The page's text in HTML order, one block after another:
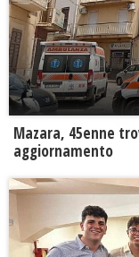
Mazara, 45enne
aggiornamento